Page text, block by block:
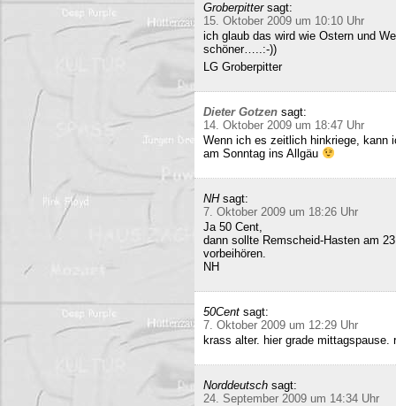
Groberpitter sagt:
15. Oktober 2009 um 10:10 Uhr
ich glaub das wird wie Ostern und
schöner…..:-))
LG Groberpitter
Dieter Gotzen sagt:
14. Oktober 2009 um 18:47 Uhr
Wenn ich es zeitlich hinkriege, kann
am Sonntag ins Allgäu
NH sagt:
7. Oktober 2009 um 18:26 Uhr
Ja 50 Cent,
dann sollte Remscheid-Hasten am
vorbeihören.
NH
50Cent sagt:
7. Oktober 2009 um 12:29 Uhr
krass alter. hier grade
Norddeutsch sagt:
24. September 2009 um 14:34 Uhr